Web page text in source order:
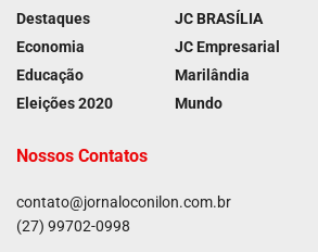
Destaques
Economia
Educação
Eleições 2020
JC BRASÍLIA
JC Empresarial
Marilândia
Mundo
Nossos Contatos
contato@jornaloconilon.com.br
(27) 99702-0998